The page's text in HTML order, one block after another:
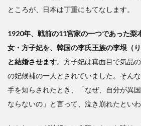
ところが、日本は丁重にもてなします。
1920年、戦前の11宮家の一つであった梨
女・方子妃を、韓国の李氏王族の李垠（
と結婚させます。方子妃は真面目で気品
の妃候補の一人とされていました。そん
手を知らされたとき、「なぜ、自分が異
ならないの」と言って、泣き崩れたといわ